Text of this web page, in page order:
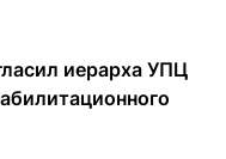
иерарха УПЦ